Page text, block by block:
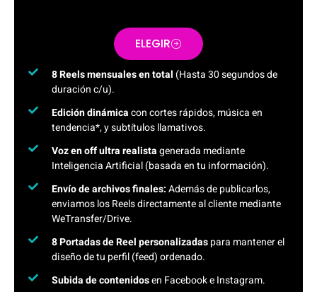
ELEGIR
8 Reels mensuales en total (Hasta 30 segundos de
duración c/u).
Edición dinámicacon cortes rápidos, música en
tendencia*, y subtítulos llamativos.
Voz en off ultra realistagenerada mediante
Inteligencia Artificial (basada en tu información).
Envío de archivos finales:Además de publicarlos,
enviamos los Reels directamente al cliente mediante
WeTransfer/Drive.
8 Portadas de Reel personalizadaspara mantener el
diseño de tu perfil (feed) ordenado.
Subida de contenidosen Facebook e Instagram.